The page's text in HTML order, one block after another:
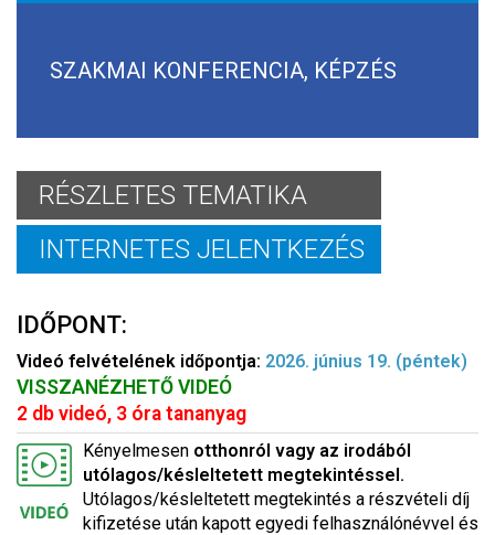
SZAKMAI KONFERENCIA, KÉPZÉS
RÉSZLETES TEMATIKA
INTERNETES JELENTKEZÉS
IDŐPONT:
Videó felvételének időpontja: 2026. június 19. (péntek)
VISSZANÉZHETŐ VIDEÓ
2 db videó, 3 óra tananyag
Kényelmesen otthonról vagy az irodából
utólagos/késleltetett megtekintéssel.
Utólagos/késleltetett megtekintés a részvételi díj
kifizetése után kapott egyedi felhasználónévvel és